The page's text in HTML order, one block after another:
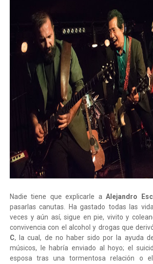
Nadie tiene que explicarle aAlejandro
pasarlas canutas. Ha gastado todas las
veces y aún así, sigue en pie, vivito y
convivencia con el alcohol y drogas que
C, la cual, de no haber sido por la ayuda
músicos, le habría enviado al hoyo; el
esposa tras una tormentosa relación o